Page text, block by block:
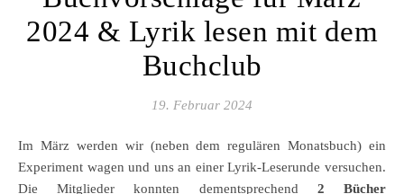
2024 & Lyrik lesen mit dem
Buchclub
19. Februar 2024
Im März werden wir (neben dem regulären Monatsbuch) ein
Experiment wagen und uns an einer Lyrik-Leserunde versuchen.
Die Mitglieder konnten dementsprechend 2 Bücher